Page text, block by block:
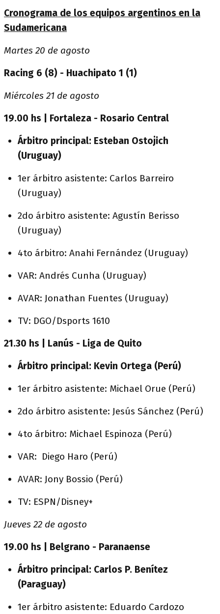
Cronograma de los equipos argentinos en la
Sudamericana
Martes 20 de agosto
Racing 6 (8) - Huachipato 1 (1)
Miércoles 21 de agosto
19.00 hs | Fortaleza - Rosario Central
Árbitro principal: Esteban Ostojich
(Uruguay)
1er árbitro asistente: Carlos Barreiro
(Uruguay)
2do árbitro asistente: Agustín Berisso
(Uruguay)
4to árbitro: Anahi Fernández (Uruguay)
VAR: Andrés Cunha (Uruguay)
AVAR: Jonathan Fuentes (Uruguay)
TV: DGO/Dsports 1610
21.30 hs | Lanús - Liga de Quito
Árbitro principal: Kevin Ortega (Perú)
1er árbitro asistente: Michael Orue (Perú)
2do árbitro asistente: Jesús Sánchez (Perú)
4to árbitro: Michael Espinoza (Perú)
VAR: Diego Haro (Perú)
AVAR: Jony Bossio (Perú)
TV: ESPN/Disney+
Jueves 22 de agosto
19.00 hs | Belgrano - Paranaense
Árbitro principal: Carlos P. Benítez
(Paraguay)
1er árbitro asistente: Eduardo Cardozo